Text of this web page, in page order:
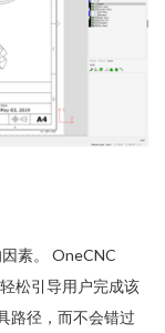
素。 OneCNC
松引导用户完成该
路径，而不会错过